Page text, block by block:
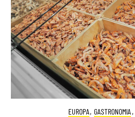
EUROPA, GASTRONOMIA ,